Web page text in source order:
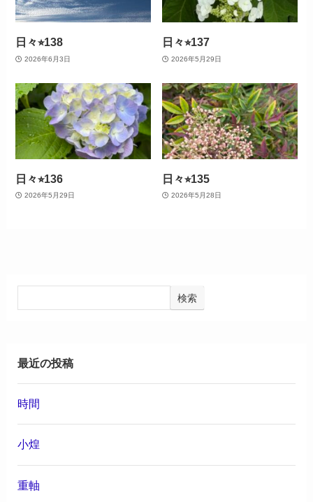
日々⭐︎138
2026年6月3日
日々⭐︎137
2026年5月29日
日々⭐︎136
2026年5月29日
日々⭐︎135
2026年5月28日
検索
最近の投稿
時間
小煌
重軸